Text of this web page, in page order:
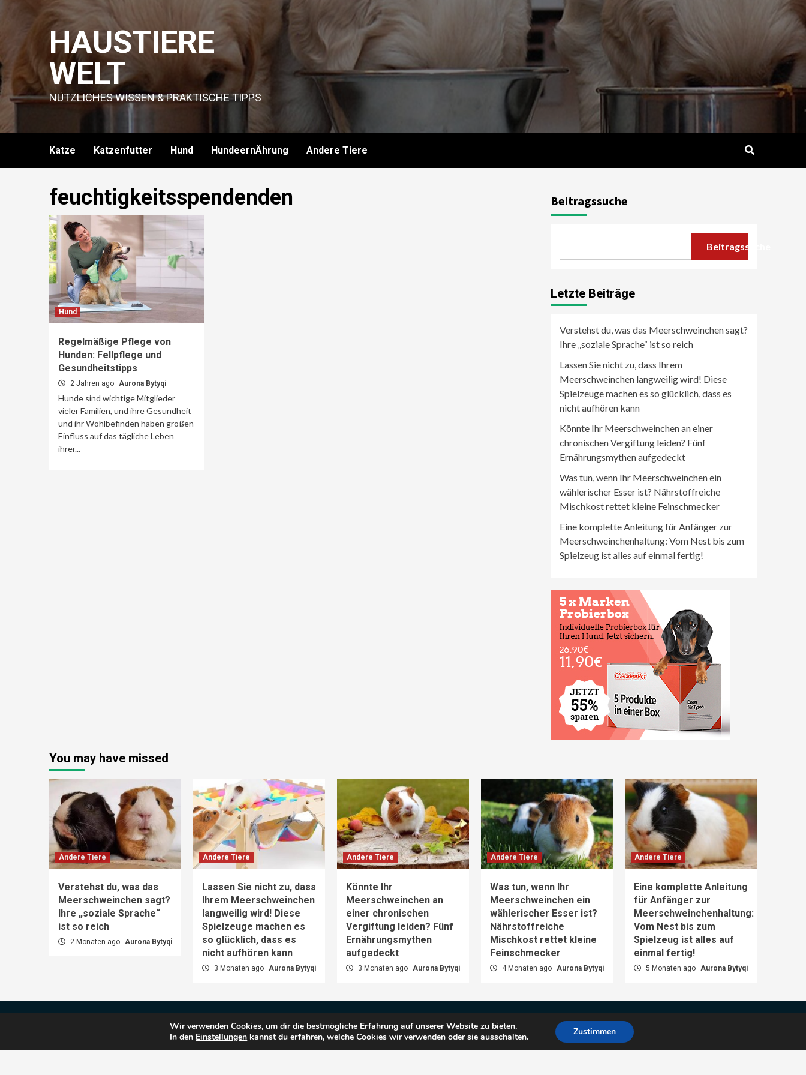
content
HAUSTIERE
WELT
NÜTZLICHES WISSEN & PRAKTISCHE TIPPS
Katze Katzenfutter Hund HundeernÄhrung Andere Tiere
feuchtigkeitsspendenden
Hund
Regelmäßige Pflege von
Hunden: Fellpflege und
Gesundheitstipps
2 Jahren ago Aurona Bytyqi
Hunde sind wichtige Mitglieder
vieler Familien, und ihre Gesundheit
und ihr Wohlbefinden haben großen
Einfluss auf das tägliche Leben
ihrer...
Beitragssuche
Beitragssuche
Letzte Beiträge
Verstehst du, was das Meerschweinchen sagt?
Ihre „soziale Sprache“ ist so reich
Lassen Sie nicht zu, dass Ihrem
Meerschweinchen langweilig wird! Diese
Spielzeuge machen es so glücklich, dass es
nicht aufhören kann
Könnte Ihr Meerschweinchen an einer
chronischen Vergiftung leiden? Fünf
Ernährungsmythen aufgedeckt
Was tun, wenn Ihr Meerschweinchen ein
wählerischer Esser ist? Nährstoffreiche
Mischkost rettet kleine Feinschmecker
Eine komplette Anleitung für Anfänger zur
Meerschweinchenhaltung: Vom Nest bis zum
Spielzeug ist alles auf einmal fertig!
You may have missed
Andere Tiere
Verstehst du, was das
Meerschweinchen sagt?
Ihre „soziale Sprache“
ist so reich
2 Monaten ago Aurona Bytyqi
Andere Tiere
Lassen Sie nicht zu, dass
Ihrem Meerschweinchen
langweilig wird! Diese
Spielzeuge machen es
so glücklich, dass es
nicht aufhören kann
3 Monaten ago Aurona Bytyqi
Andere Tiere
Könnte Ihr
Meerschweinchen an
einer chronischen
Vergiftung leiden? Fünf
Ernährungsmythen
aufgedeckt
3 Monaten ago Aurona Bytyqi
Andere Tiere
Was tun, wenn Ihr
Meerschweinchen ein
wählerischer Esser ist?
Nährstoffreiche
Mischkost rettet kleine
Feinschmecker
4 Monaten ago Aurona Bytyqi
Andere Tiere
Eine komplette Anleitung
für Anfänger zur
Meerschweinchenhaltung:
Vom Nest bis zum
Spielzeug ist alles auf
einmal fertig!
5 Monaten ago Aurona Bytyqi
DatenschutzWir verwenden Cookies, um dir die bestmögliche Erfahrung auf unserer Website zu bieten.
In den Einstellungen kannst du erfahren, welche Cookies wir verwenden oder sie ausschalten. Zustimmen